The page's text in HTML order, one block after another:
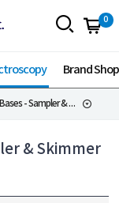
0
Brand Shop
ICP-MS Cones & Bases - Sampler & Skimmer Cones
& Skimmer